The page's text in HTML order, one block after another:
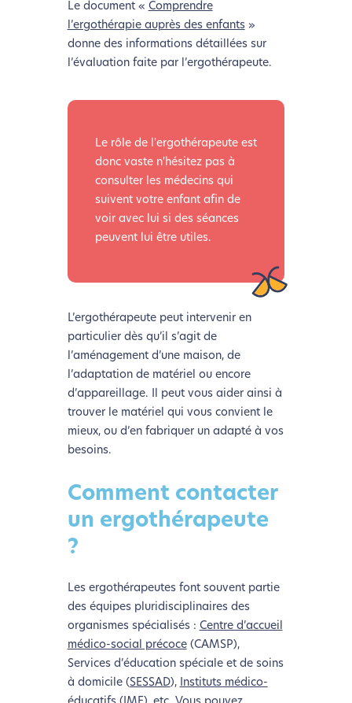
Le document « Comprendre
l’ergothérapie auprès des enfants»
donne des informations détaillées sur
l’évaluation faite par l’ergothérapeute.
Le rôle de l'ergothérapeute est
donc vaste n'hésitez pas à
consulter les médecins qui
suivent votre enfant afin de
voir avec lui si des séances
peuvent lui être utiles.
L’ergothérapeute peut intervenir en
particulier dès qu’il s’agit de
l’aménagement d’une maison, de
l’adaptation de matériel ou encore
d’appareillage. Il peut vous aider ainsi à
trouver le matériel qui vous convient le
mieux, ou d’en fabriquer un adapté à vos
besoins.
Comment contacter
un ergothérapeute
?
Les ergothérapeutes font souvent partie
des équipes pluridisciplinaires des
organismes spécialisés : Centre d’accueil
médico-social précoce(CAMSP),
Services d’éducation spéciale et de soins
à domicile (SESSAD), Instituts médico-